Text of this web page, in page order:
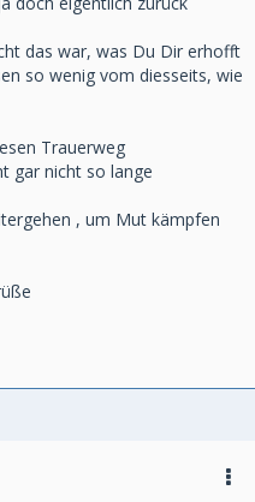
das war, was Du Dir erhofft
so wenig vom diesseits, wie
Trauerweg
gar nicht so lange
, um Mut kämpfen